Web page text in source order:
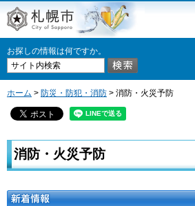
札幌市
お探しの情報は何ですか。
ホーム > 防災・防犯・消防 > 消防・火災予防
消防・火災予防
新着情報